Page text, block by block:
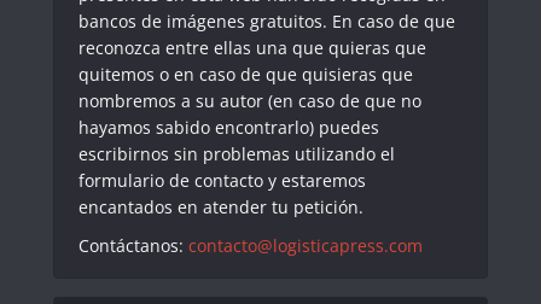
bancos de imágenes gratuitos. En caso de que
reconozca entre ellas una que quieras que
quitemos o en caso de que quisieras que
nombremos a su autor (en caso de que no
hayamos sabido encontrarlo) puedes
escribirnos sin problemas utilizando el
formulario de contacto y estaremos
encantados en atender tu petición.
Contáctanos: contacto@logisticapress.com